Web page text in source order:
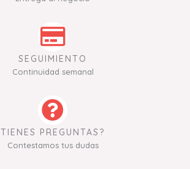
SEGUIMIENTO
Continuidad semanal
TIENES PREGUNTAS?
Contestamos tus dudas